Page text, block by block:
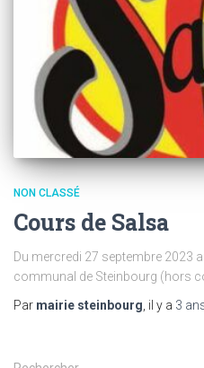
NON CLASSÉ
Cours de Salsa
Du mercredi 27 septembre 2023
communal de Steinbourg (hors
Par mairie steinbourg, il y a 3